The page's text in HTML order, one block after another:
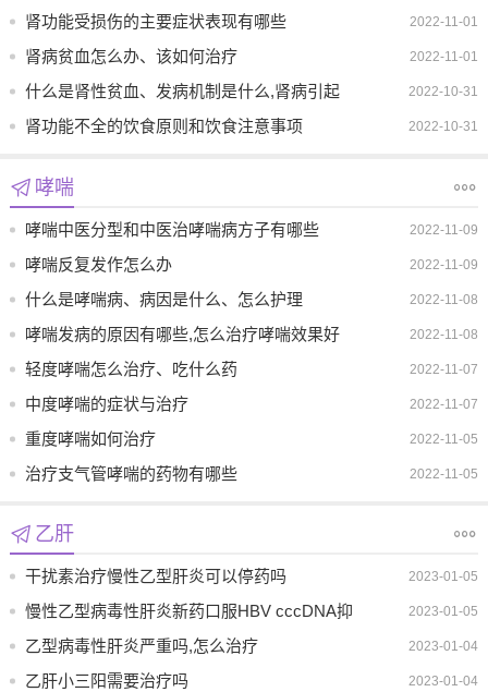
2022-11-01
肾功能受损伤的主要症状表现有哪些
2022-11-01
肾病贫血怎么办、该如何治疗
2022-10-31
什么是肾性贫血、发病机制是什么,肾病引起
的贫血怎么治疗
2022-10-31
肾功能不全的饮食原则和饮食注意事项
哮喘
2022-11-09
哮喘中医分型和中医治哮喘病方子有哪些
2022-11-09
哮喘反复发作怎么办
2022-11-08
什么是哮喘病、病因是什么、怎么护理
2022-11-08
哮喘发病的原因有哪些,怎么治疗哮喘效果好
2022-11-07
轻度哮喘怎么治疗、吃什么药
2022-11-07
中度哮喘的症状与治疗
2022-11-05
重度哮喘如何治疗
2022-11-05
治疗支气管哮喘的药物有哪些
乙肝
2023-01-05
干扰素治疗慢性乙型肝炎可以停药吗
2023-01-05
慢性乙型病毒性肝炎新药口服HBV cccDNA抑
制剂可以特异性降低HBV感染肝细胞中
cccDNA的水平
2023-01-04
乙型病毒性肝炎严重吗,怎么治疗
2023-01-04
乙肝小三阳需要治疗吗